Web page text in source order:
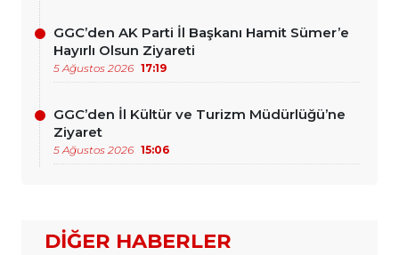
GGC’den AK Parti İl Başkanı Hamit Sümer’e
Hayırlı Olsun Ziyareti
5 Ağustos 2026 17:19
GGC’den İl Kültür ve Turizm Müdürlüğü’ne
Ziyaret
5 Ağustos 2026 15:06
DIĞER HABERLER